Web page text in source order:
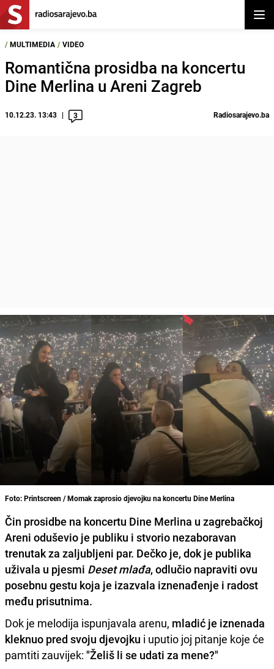
/ MULTIMEDIA / VIDEO
Romantična prosidba na koncertu
Dine Merlina u Areni Zagreb
10.12.23. 13:43 3 Radiosarajevo.ba
Foto: Printscreen / Momak zaprosio djevojku na koncertu Dine Merlina
Čin prosidbe na koncertu Dine Merlina u zagrebačkoj
Areni oduševio je publiku i stvorio nezaboravan
trenutak za zaljubljeni par. Dečko je, dok je publika
uživala u pjesmi Deset mlađa, odlučio napraviti ovu
posebnu gestu koja je izazvala iznenađenje i radost
među prisutnima.
Dok je melodija ispunjavala arenu, mladić je iznenada
kleknuo pred svoju djevojku i uputio joj pitanje koje će
pamtiti zauvijek: "Želiš li se udati za mene?"